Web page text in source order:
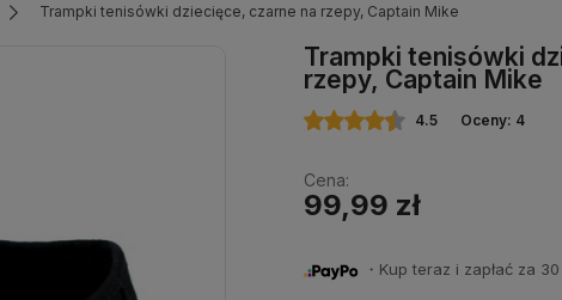
Wybierz coś dla
oferty lub zaloguj
Trampki tenisówki dziecięce, czarne na rzepy, Captain Mike
Trampki tenisówki
rzepy, Captain Mike
4.5 Oceny: 4
Cena:
99,99 zł
・Kup teraz i zapłać za